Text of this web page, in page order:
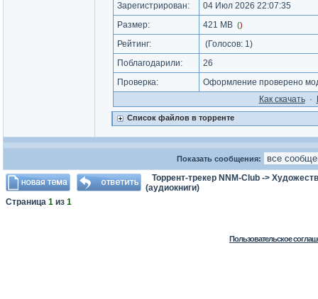
Зарегистрирован:
04 Июл 2026 22:07:35
Размер:
421 MB ()
Рейтинг: (Голосов: 1)
Поблагодарили:
26
Проверка:
Оформление проверено
Как cкачать·
Список файлов в торренте
Показать сообщения:
Торрент-трекер NNM-Club ->
(аудиокниги)
Страница 1 из 1
Пользовательское